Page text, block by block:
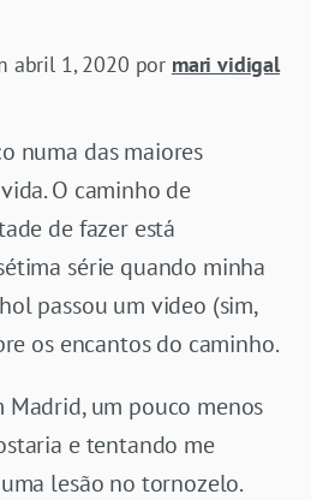
abril 1, 2020 por mari vidigal
numa das maiores
O caminho de
de fazer está
série quando minha
passou um video (sim,
os encantos do caminho.
um pouco menos
e tentando me
lesão no tornozelo.